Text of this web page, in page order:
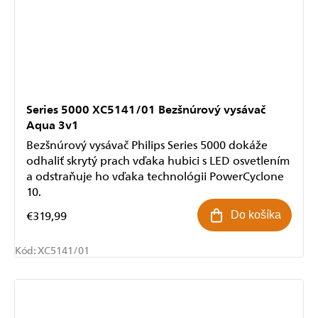
Series 5000 XC5141/01 Bezšnúrový vysávač
Aqua 3v1
€319,99 Do košíka
Bezšnúrový vysávač Philips Series 5000 dokáže
odhaliť skrytý prach vďaka hubici s LED osvetlením
a odstraňuje ho vďaka technológii PowerCyclone
10.
Kód:XC5141/01